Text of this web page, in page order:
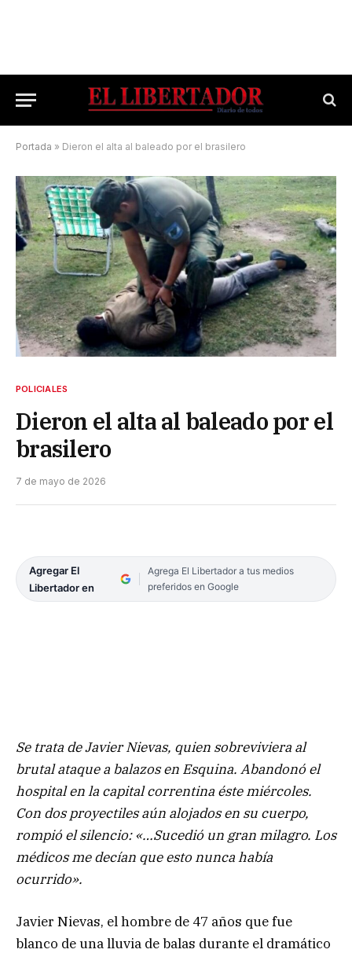
Portada » Dieron el alta al baleado por el brasilero
POLICIALES
Dieron el alta al baleado por el
brasilero
7 de mayo de 2026
Agregar El
Libertador en
Agrega El Libertador a tus medios
preferidos en Google
Se trata de Javier Nievas, quien sobreviviera al
brutal ataque a balazos en Esquina. Abandonó el
hospital en la capital correntina éste miércoles.
Con dos proyectiles aún alojados en su cuerpo,
rompió el silencio: «…Sucedió un gran milagro. Los
médicos me decían que esto nunca había
ocurrido».
Javier Nievas, el hombre de 47 años que fue
blanco de una lluvia de balas durante el dramático